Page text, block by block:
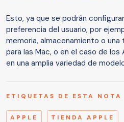
Esto, ya que se podrán
preferencia del usuario, por
memoria, almacenamiento o
para las Mac, o en el caso de
en una amplia variedad de
ETIQUETAS DE ESTA NOTA
APPLE TIENDA APPLE